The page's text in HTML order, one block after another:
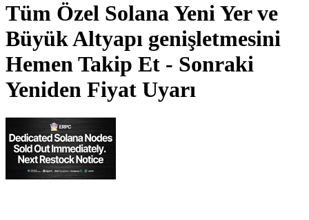
Tüm Özel Solana Yeni Yer ve
Büyük Altyapı genişletmesini
Hemen Takip Et - Sonraki
Yeniden Fiyat Uyarı